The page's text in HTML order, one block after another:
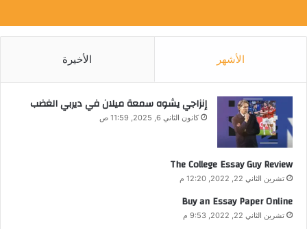
الأشهر الأخيرة
إنزاجي يشوه سمعة ميلان في ديربي الغضب
كانون الثاني 6, 2025, 11:59 ص
The College Essay Guy Review
تشرين الثاني 22, 2022, 12:20 م
Buy an Essay Paper Online
تشرين الثاني 22, 2022, 9:53 م